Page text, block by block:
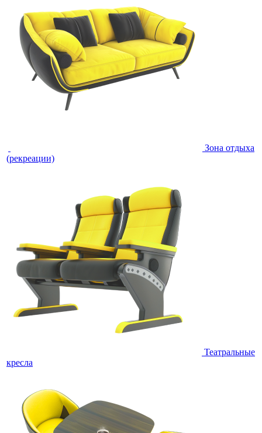
Зона отдыха
(рекреации)
Театральные
кресла